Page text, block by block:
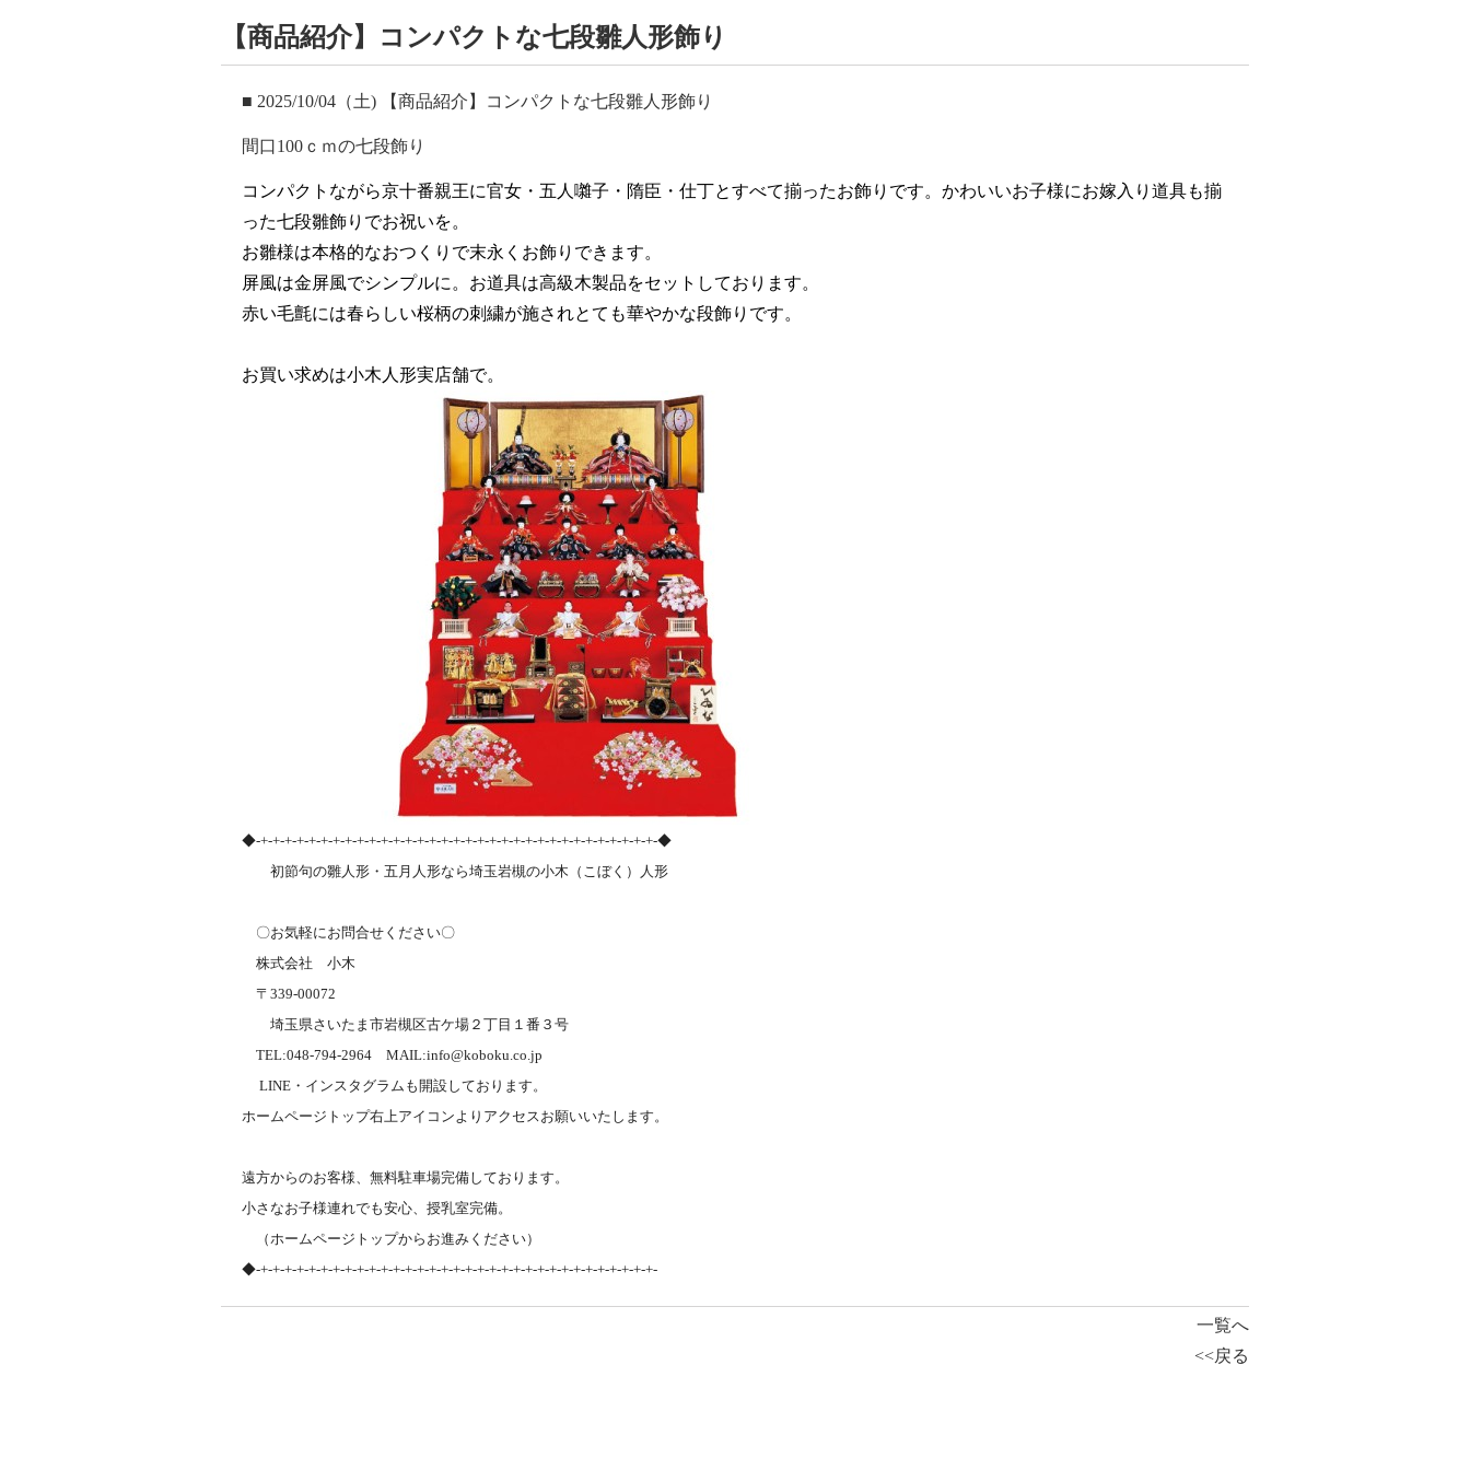
【商品紹介】コンパクトな七段雛人形飾り
■ 2025/10/04（土) 【商品紹介】コンパクトな七段雛人形飾り
間口100ｃｍの七段飾り
コンパクトながら京十番親王に官女・五人囃子・隋臣・仕丁とすべて揃ったお飾りです。かわいいお子様にお嫁入り道具も揃
った七段雛飾りでお祝いを。
お雛様は本格的なおつくりで末永くお飾りできます。
屏風は金屏風でシンプルに。お道具は高級木製品をセットしております。
赤い毛氈には春らしい桜柄の刺繍が施されとても華やかな段飾りです。
お買い求めは小木人形実店舗で。
◆-+-+-+-+-+-+-+-+-+-+-+-+-+-+-+-+-+-+-+-+-+-+-+-+-+-+-+-+-+-+-+-+-+-◆
初節句の雛人形・五月人形なら埼玉岩槻の小木（こぼく）人形
〇お気軽にお問合せください〇
株式会社 小木
〒339-00072
埼玉県さいたま市岩槻区古ケ場２丁目１番３号
TEL:048-794-2964 MAIL:info@koboku.co.jp
LINE・インスタグラムも開設しております。
ホームページトップ右上アイコンよりアクセスお願いいたします。
遠方からのお客様、無料駐車場完備しております。
小さなお子様連れでも安心、授乳室完備。
（ホームページトップからお進みください）
◆-+-+-+-+-+-+-+-+-+-+-+-+-+-+-+-+-+-+-+-+-+-+-+-+-+-+-+-+-+-+-+-+-+-
一覧へ
<<戻る